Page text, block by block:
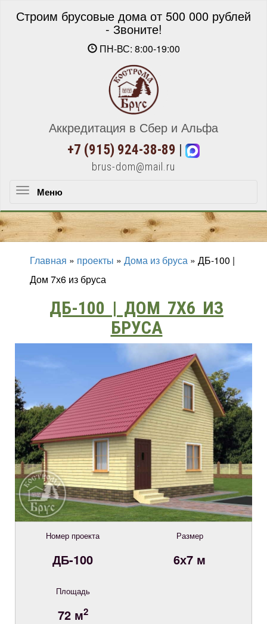
Строим брусовые дома от 500 000 рублей
- Звоните!
ПН-ВС: 8:00-19:00
Аккредитация в Сбер и Альфа
+7 (915) 924-38-89
brus-dom@mail.ru
Меню
Главная » проекты » Дома из бруса » ДБ-100 |
Дом 7х6 из бруса
ДБ-100 | ДОМ 7Х6 ИЗ
БРУСА
Номер проекта
ДБ-100
Размер
6х7 м
Площадь
72 м2